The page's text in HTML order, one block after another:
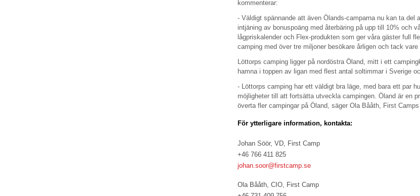
kommenterar:
- Väldigt spännande att även Ölands-camparna nu kan ta
intjäning av bonuspoäng med återbäring på upp till 10% och
lågpriskalender och Flex-produkten som ger våra gäster full
camping med över tre miljoner besökare årligen och tack
Löttorps camping ligger på nordöstra Öland, mitt i ett
hamna i toppen av ligan med flest antal soltimmar i Sverige
- Löttorps camping har ett väldigt bra läge, med bara ett par
möjligheter till att fortsätta utveckla campingen. Öland är en
överta fler campingar på Öland, säger Ola Bååth, First
För ytterligare information, kontakta:
Johan Söör, VD, First Camp
+46 766 411 825
johan.soor@firstcamp.se
Ola Bååth, CIO, First Camp